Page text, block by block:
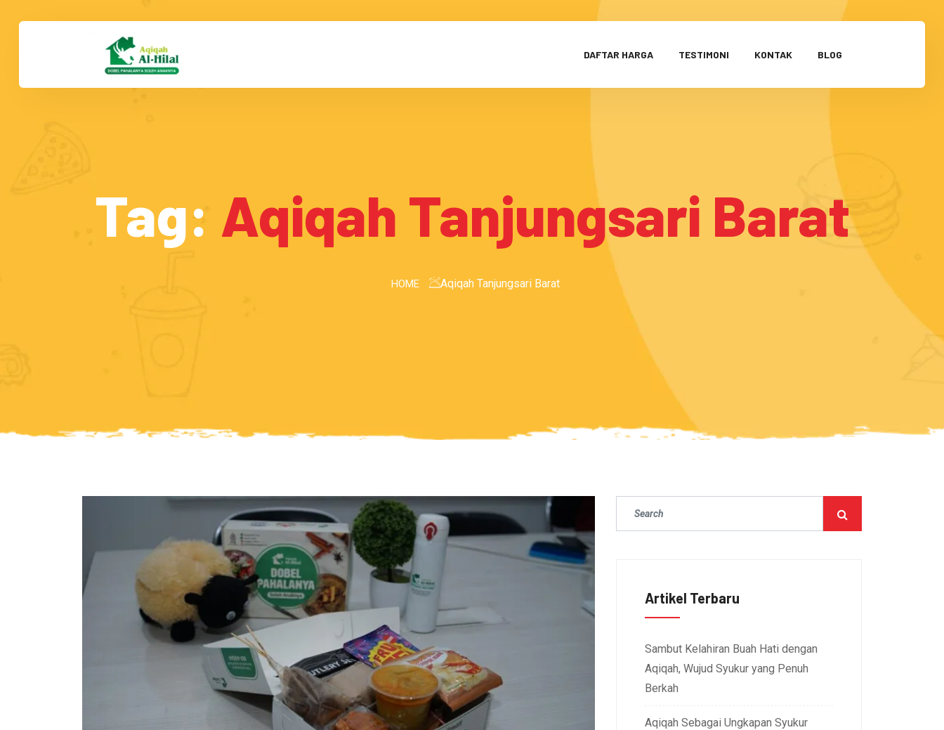
DAFTAR HARGA TESTIMONI KONTAK BLOG
Tag: Aqiqah Tanjungsari Barat
HOME Aqiqah Tanjungsari Barat
Artikel Terbaru
Sambut Kelahiran Buah Hati dengan
Aqiqah, Wujud Syukur yang Penuh
Berkah
Aqiqah Sebagai Ungkapan Syukur